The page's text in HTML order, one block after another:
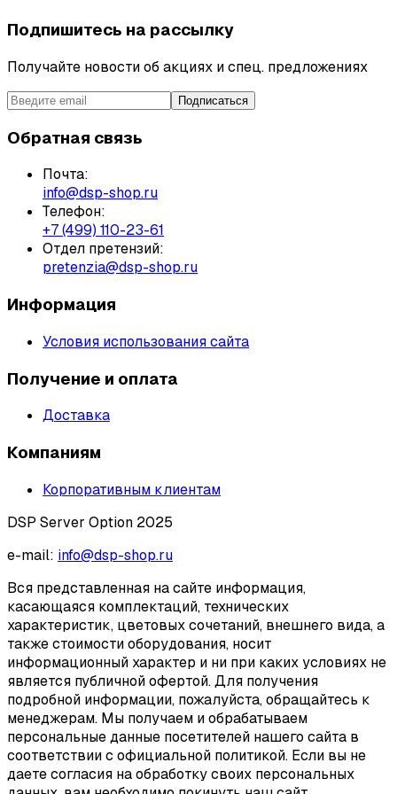
Подпишитесь на рассылку
Получайте новости об акциях и спец. предложениях
Подписаться
Обратная связь
Почта:
info@dsp-shop.ru
Телефон:
+7 (499) 110-23-61
Отдел претензий:
pretenzia@dsp-shop.ru
Информация
Условия использования сайта
Получение и оплата
Доставка
Компаниям
Корпоративным клиентам
DSP Server Option 2025
e-mail: info@dsp-shop.ru
Вся представленная на сайте информация,
касающаяся комплектаций, технических
характеристик, цветовых сочетаний, внешнего вида, а
также стоимости оборудования, носит
информационный характер и ни при каких условиях не
является публичной офертой. Для получения
подробной информации, пожалуйста, обращайтесь к
менеджерам. Мы получаем и обрабатываем
персональные данные посетителей нашего сайта в
соответствии с официальной политикой. Если вы не
даете согласия на обработку своих персональных